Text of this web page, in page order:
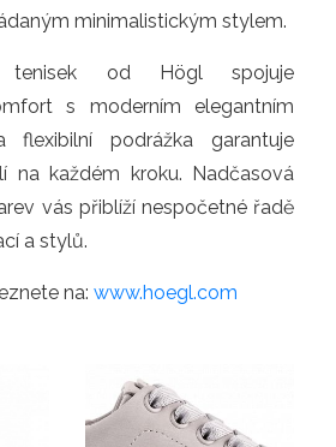
minimalistickým stylem.
tenisek od Högl spojuje
s moderním elegantním
flexibilní podrážka garantuje
na každém kroku. Nadčasová
vás přiblíží nespočetné řadě
a stylů.
na: www.hoegl.com